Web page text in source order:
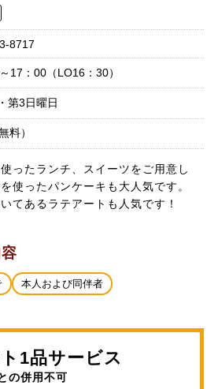
8717
17：00（LO16：30）
第3日曜日
料）
ったランチ、スイーツをご用意し
使ったパンケーキも大人気です。
てあるラテアートも人気です！
本人および同伴者
1品サービス
の併用不可